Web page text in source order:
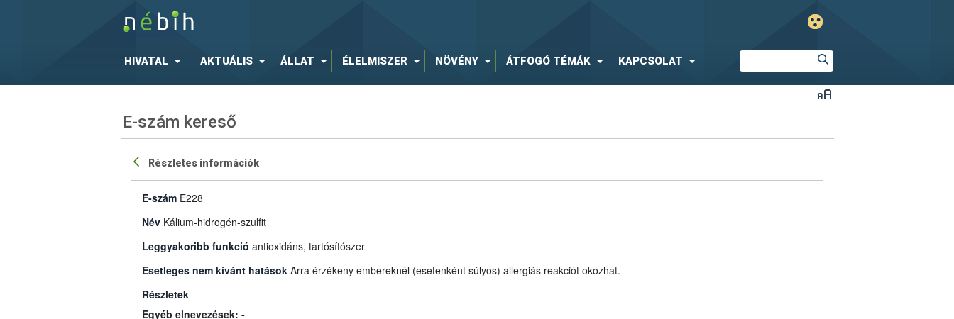
HIVATAL AKTUÁLIS ÁLLAT ÉLELMISZER NÖVÉNY ÁTFOGÓ TÉMÁK KAPCSOLAT
E-szám kereső
Részletes információk
E-szám E228
Név Kálium-hidrogén-szulfit
Leggyakoribb funkció antioxidáns, tartósítószer
Esetleges nem kívánt hatások Arra érzékeny embereknél (esetenként súlyos) allergiás reakciót okozhat.
Részletek
Egyéb elnevezések: -